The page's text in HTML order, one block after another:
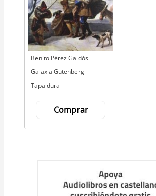
Autor
Benito Pérez Galdós
Editorial
Galaxia Gutenberg
Tapa dura
Comprar